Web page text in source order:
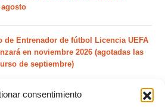
consentimiento
de Entrenador de fútbol Licencia UEFA
en noviembre 2026 (agotadas las
de septiembre)
de las competiciones